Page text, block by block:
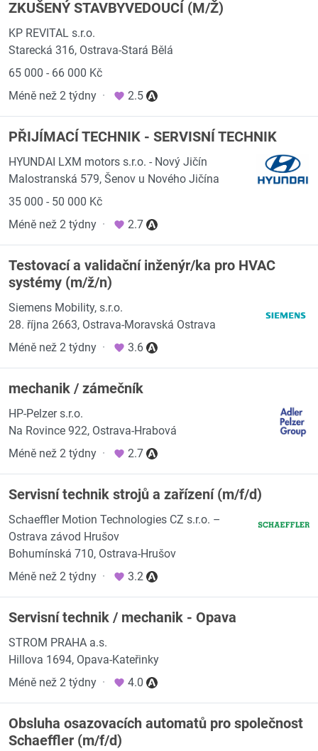
ZKUŠENÝ STAVBYVEDOUCÍ (M/Ž)
KP REVITAL s.r.o.
Starecká 316, Ostrava-Stará Bělá
65 000 - 66 000 Kč
Méně než 2 týdny · 2.5
PŘIJÍMACÍ TECHNIK - SERVISNÍ TECHNIK
HYUNDAI LXM motors s.r.o. - Nový Jičín
Malostranská 579, Šenov u Nového Jičína
35 000 - 50 000 Kč
Méně než 2 týdny · 2.7
Testovací a validační inženýr/ka pro HVAC
systémy (m/ž/n)
Siemens Mobility, s.r.o.
28. října 2663, Ostrava-Moravská Ostrava
Méně než 2 týdny · 3.6
mechanik / zámečník
HP-Pelzer s.r.o.
Na Rovince 922, Ostrava-Hrabová
Méně než 2 týdny · 2.7
Servisní technik strojů a zařízení (m/f/d)
Schaeffler Motion Technologies CZ s.r.o. –
Ostrava závod Hrušov
Bohumínská 710, Ostrava-Hrušov
Méně než 2 týdny · 3.2
Servisní technik / mechanik - Opava
STROM PRAHA a.s.
Hillova 1694, Opava-Kateřinky
Méně než 2 týdny · 4.0
Obsluha osazovacích automatů pro společnost
Schaeffler (m/f/d)